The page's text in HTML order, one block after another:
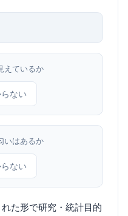
えているか
ない
いはあるか
ない
た形で研究・統計目的